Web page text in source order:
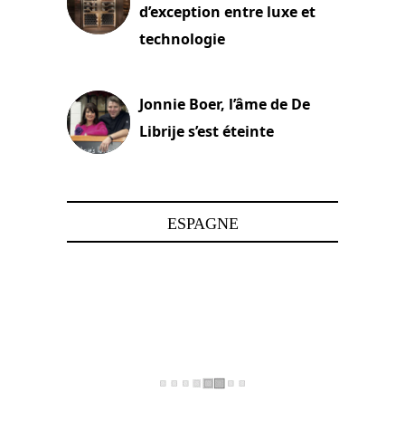
d’exception entre luxe et
technologie
Jonnie Boer, l’âme de De
Librije s’est éteinte
ESPAGNE